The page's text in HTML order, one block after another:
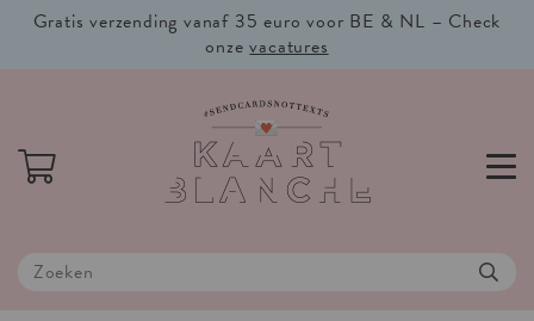
Gratis verzending vanaf 35 euro voor BE & NL – Check
onzevacatures